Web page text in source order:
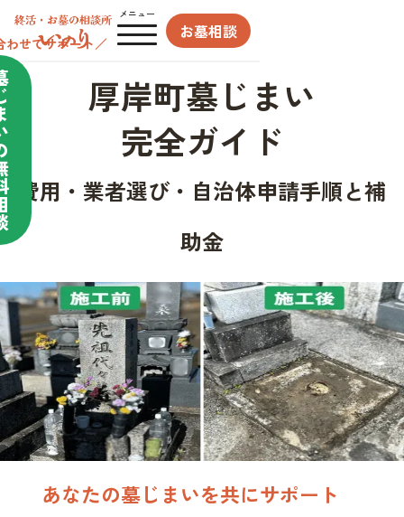
メニュー
お墓相談
わせてサポート／
厚岸町墓じまい
完全ガイド
費用・業者選び・自治体申請手順と補
助金
あなたの墓じまいを共にサポート